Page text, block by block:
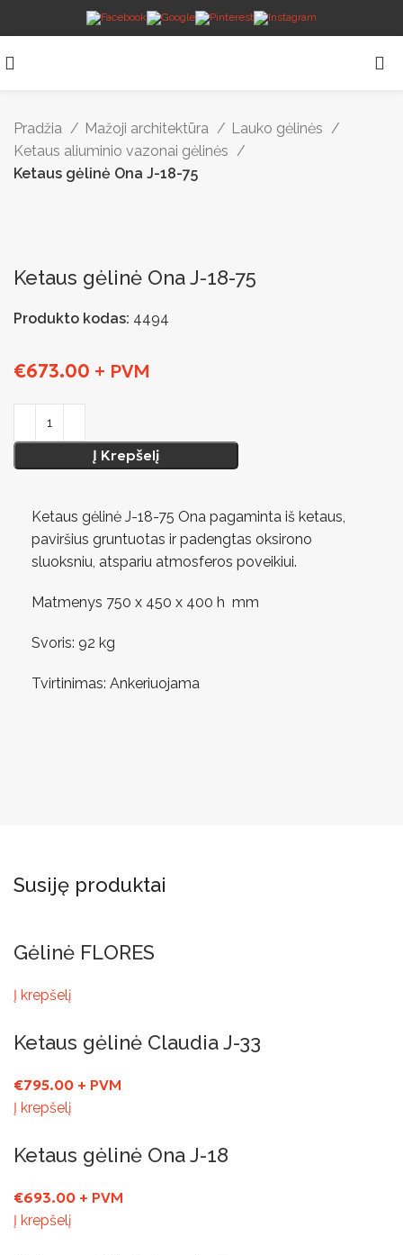
Pradžia Mažoji architektūra
Lauko gėlinės
Ketaus aliuminio vazonai gėlinės
Ketaus gėlinė Ona J-18-75
Ketaus gėlinė Ona J-18-75
Produkto kodas: 4494
€673.00 + PVM
Į Krepšelį
Ketaus gėlinė J-18-75 Ona pagaminta iš ketaus,
paviršius gruntuotas ir padengtas oksirono
sluoksniu, atspariu atmosferos poveikiui.
Matmenys 750 x 450 x 400 h mm
Svoris: 92 kg
Tvirtinimas: Ankeriuojama
Susiję produktai
Gėlinė FLORES
Į krepšelį
Ketaus gėlinė Claudia J-33
€795.00 + PVM
Į krepšelį
Ketaus gėlinė Ona J-18
€693.00 + PVM
Į krepšelį